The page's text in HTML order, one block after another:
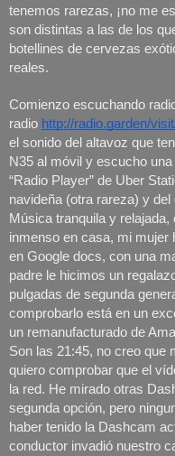
tenemos rarezas, ¡no me
son distintas a las de los
botellines de cervezas
reales.
Comienzo escuchando
radio http://radio.garden/
el sonido del altavoz que
N35 al móvil y escucho
“Radio Player” de Uber
navideña (otra rareza) y
Música tranquila y
inmenso en casa, mi mujer
en Google docs, con una
padre le hicimos un
pulgadas de segunda
comprobarlo está en un
un remanufacturado de
Son las 21:45, no creo que
quiero comprobar que el
la red. He mirado otras
segunda opción, pero
haber tenido la Dashcam
conductor invadió nuestro